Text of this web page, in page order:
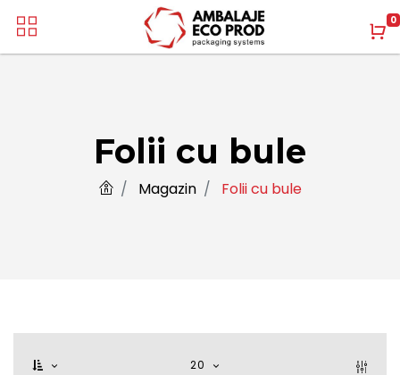
0
Folii cu bule
Magazin Folii cu bule
20